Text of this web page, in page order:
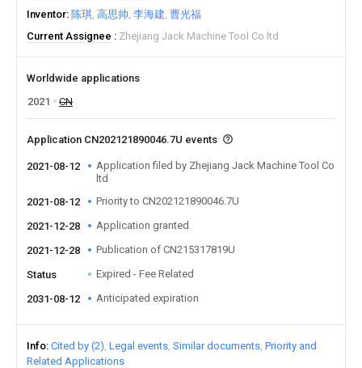
Inventor 陈琪 高思帅 李海建 曹光福
Current Assignee
Zhejiang Jack Machine Tool Co ltd
Worldwide applications
2021
CN
Application CN202121890046.7U events
2021-08-12
Application filed by Zhejiang Jack Machine Tool Co
ltd
2021-08-12
Priority to CN202121890046.7U
2021-12-28 Application granted
2021-12-28 Publication of CN215317819U
Status Expired - Fee Related
2031-08-12 Anticipated expiration
Info Cited by (2) Legal events Similar documents Priority and
Related Applications